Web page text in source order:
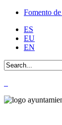
Fomento
ES
EU
EN